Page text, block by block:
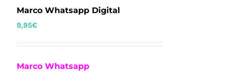
Marco Whatsapp Digital
9,95€
Marco Whatsapp